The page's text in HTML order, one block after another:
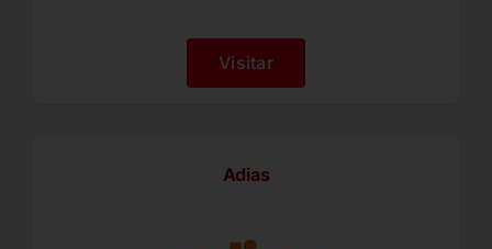
Visitar
Adias